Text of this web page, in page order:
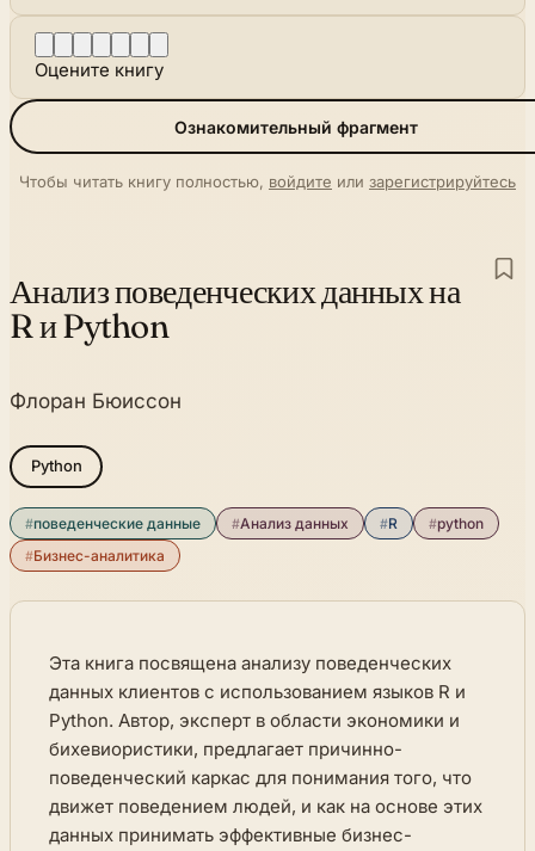
Оцените книгу
Ознакомительный фрагмент
Чтобы читать книгу полностью, войдите или зарегистрируйтесь
Анализ поведенческих данных на
R и Python
Флоран Бюиссон
Python
#поведенческие данные #Анализ данных #R #python
#Бизнес-аналитика
Эта книга посвящена анализу поведенческих
данных клиентов с использованием языков R и
Python. Автор, эксперт в области экономики и
бихевиористики, предлагает причинно-
поведенческий каркас для понимания того, что
движет поведением людей, и как на основе этих
данных принимать эффективные бизнес-